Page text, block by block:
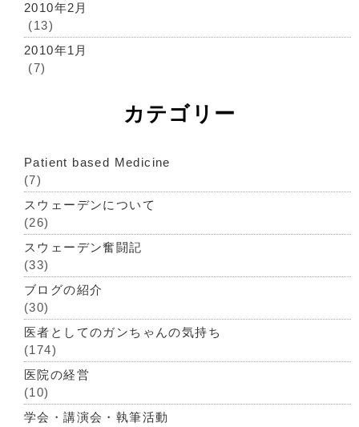
2010年2月
(13)
2010年1月
(7)
カテゴリー
Patient based Medicine
(7)
スウェーデンについて
(26)
スウェーデン奮闘記
(33)
ブログの紹介
(30)
医者としてのガンちゃんの気持ち
(174)
医院の経営
(10)
学会・講演会・執筆活動